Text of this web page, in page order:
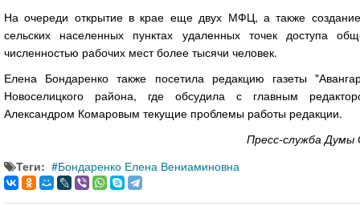
На очереди открытие в крае еще двух МФЦ, а также
сельских населенных пунктах удаленных точек доступа
численностью рабочих мест более тысячи человек.
Елена Бондаренко также посетила редакцию газеты
Новоселицкого района, где обсудила с главным
Александром Комаровым текущие проблемы работы редакции.
Пресс-служба Думы
Теги:
Бондаренко Елена Вениаминовна